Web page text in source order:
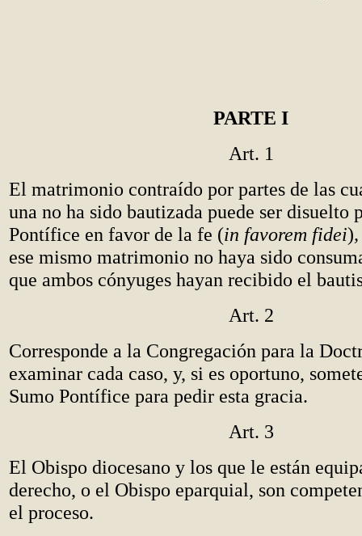
PARTE I
Art. 1
El matrimonio contraído por partes de las
una no ha sido bautizada puede ser disuelto
Pontífice en favor de la fe (in favorem fidei)
ese mismo matrimonio no haya sido
que ambos cónyuges hayan recibido el
Art. 2
Corresponde a la Congregación para la
examinar cada caso, y, si es oportuno,
Sumo Pontífice para pedir esta gracia.
Art. 3
El Obispo diocesano y los que le están
derecho, o el Obispo eparquial, son
el proceso.